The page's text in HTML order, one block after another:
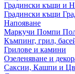
Градински къщи и
Градински къщи
Напояване
Маркучи Помпи
Къмпинг, грил,
Грилове и камини
Озеленяване и
Саксии, Кашпи и